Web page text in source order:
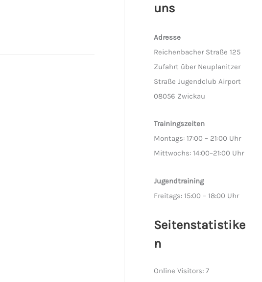
uns
Adresse
Reichenbacher Straße 125
Zufahrt über Neuplanitzer
Straße Jugendclub Airport
08056 Zwickau
Trainingszeiten
Montags: 17:00 – 21:00 Uhr
Mittwochs: 14:00–21:00 Uhr
Jugendtraining
Freitags: 15:00 – 18:00 Uhr
Seitenstatistike
n
Online Visitors:7